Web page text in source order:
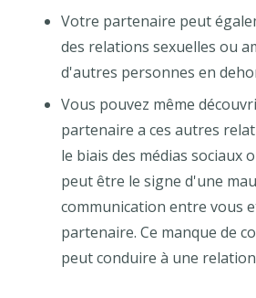
Votre partenaire peut
des relations sexuelles ou
d'autres personnes en
Vous pouvez même
partenaire a ces autres
le biais des médias sociaux
peut être le signe d'une
communication entre vous
partenaire. Ce manque de
peut conduire à une